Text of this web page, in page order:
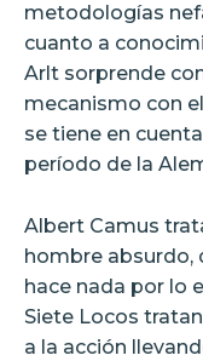
metodologías
cuanto a
Arlt sorprende
mecanismo con
se tiene en
período de la
Albert Camus
hombre absurdo,
hace nada por lo
Siete Locos
a la acción